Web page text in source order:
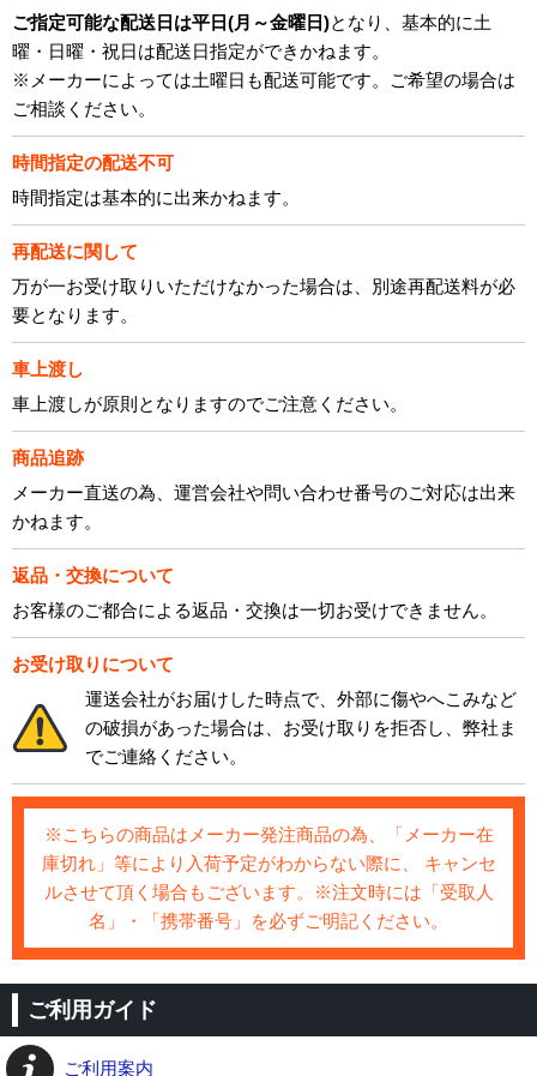
ご指定可能な配送日は平日(月～金曜日)となり、基本的に土
曜・日曜・祝日は配送日指定ができかねます。
※メーカーによっては土曜日も配送可能です。ご希望の場合は
ご相談ください。
時間指定の配送不可
時間指定は基本的に出来かねます。
再配送に関して
万が一お受け取りいただけなかった場合は、別途再配送料が必
要となります。
車上渡し
車上渡しが原則となりますのでご注意ください。
商品追跡
メーカー直送の為、運営会社や問い合わせ番号のご対応は出来
かねます。
返品・交換について
お客様のご都合による返品・交換は一切お受けできません。
お受け取りについて
運送会社がお届けした時点で、外部に傷やへこみなど
の破損があった場合は、お受け取りを拒否し、弊社ま
でご連絡ください。
※こちらの商品はメーカー発注商品の為、「メーカー在
庫切れ」等により入荷予定がわからない際に、 キャンセ
ルさせて頂く場合もございます。※注文時には「受取人
名」・「携帯番号」を必ずご明記ください。
ご利用ガイド
ご利用案内